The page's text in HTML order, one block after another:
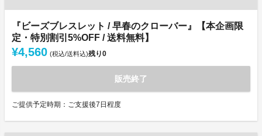
『ビーズブレスレット / 早春のクローバー』【本企画限
定・特別割引5%OFF / 送料無料】
¥4,560 (税込/送料込)残り0
販売終了
ご提供予定時期：ご支援後7日程度